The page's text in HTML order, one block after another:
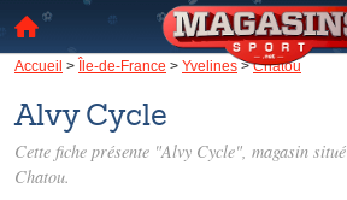
Accueil > Île-de-France > Yvelines>Chatou
Alvy Cycle
Cette fiche présente "Alvy Cycle", magasin situé
Chatou.